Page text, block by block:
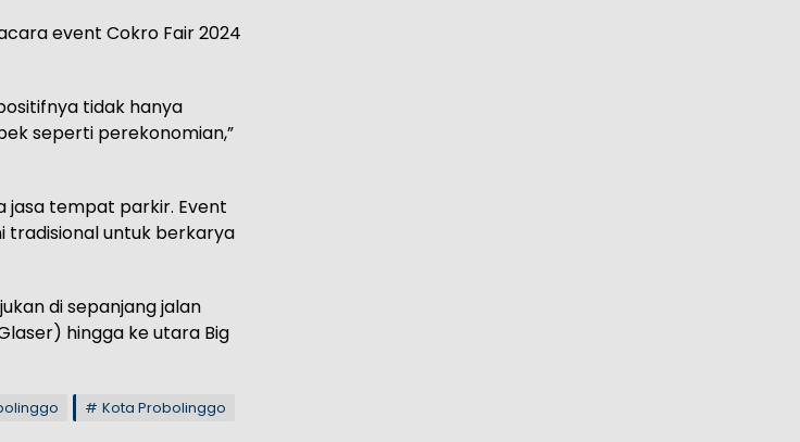
event Cokro Fair 2024
tidak hanya
seperti perekonomian,”
jasa tempat parkir. Event
tradisional untuk berkarya
di sepanjang jalan
hingga ke utara Big
Kota Probolinggo